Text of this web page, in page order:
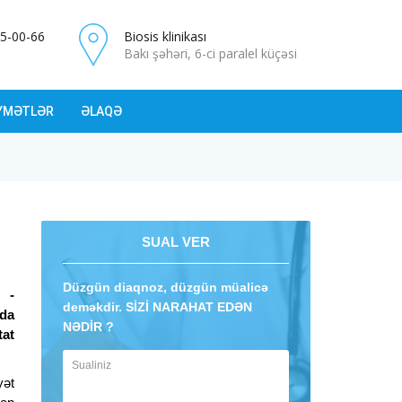
00-66
Biosis klinikası
Bakı şəhəri, 6-ci paralel küçəsi
ƏLAQƏ
-
SUAL VER
Düzgün diaqnoz, düzgün müalicə
deməkdir. SİZİ NARAHAT EDƏN
NƏDİR ?